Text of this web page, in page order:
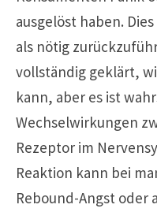
ausgelöst haben.
als nötig
vollständig geklärt,
kann, aber es ist
Wechselwirkungen
Rezeptor im
Reaktion kann bei
Rebound-Angst oder